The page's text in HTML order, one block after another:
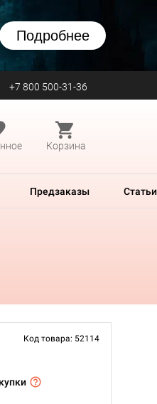
Подробнее
+7 800 500-31-36
Корзина
Предзаказы Статьи
Код товара: 52114